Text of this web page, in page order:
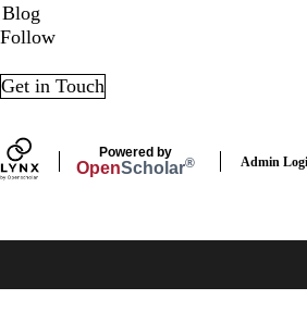
Blog
Follow
LinkedIn
X
Get in Touch
Powered by
OpenScholar® Admin